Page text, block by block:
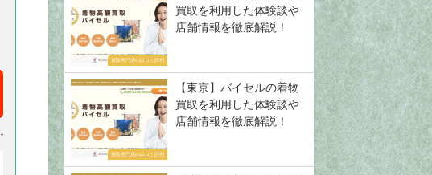
買取専門店の口コミ評判
買取を利用した体験談や
店舗情報を徹底解説！
買取専門店の口コミ評判
【東京】バイセルの着物
買取を利用した体験談や
店舗情報を徹底解説！